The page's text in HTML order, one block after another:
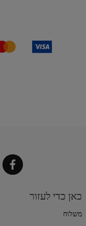
כאן כדי לעזור
משלוח